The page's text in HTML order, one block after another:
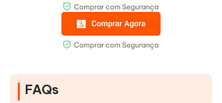
FAQs